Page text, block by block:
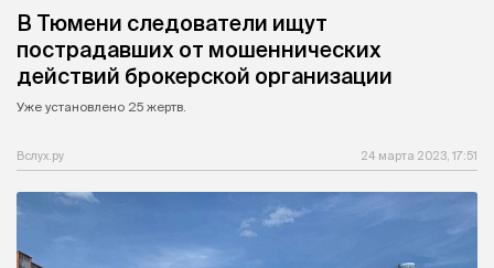
В Тюмени следователи ищут
пострадавших от мошеннических
действий брокерской организации
Уже установлено 25 жертв.
Вслух.ру 24 марта 2023, 17:51